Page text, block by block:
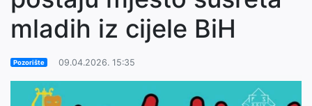
mladih iz cijele BiH
Pozorište 09.04.2026. 15:35